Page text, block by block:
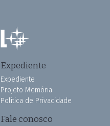
Expediente
Expediente
Projeto Memória
Política de Privacidade
Fale conosco